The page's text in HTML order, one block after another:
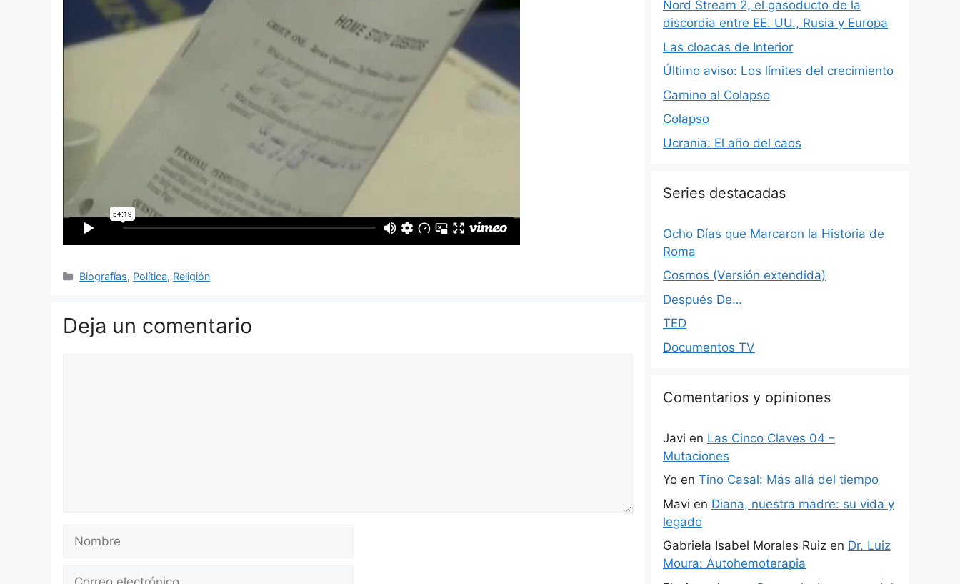
Categorías
Biografías, Política, Religión
Deja un comentario
Nombre
Correo
Nord Stream 2, el gasoducto de la
discordia entre EE. UU., Rusia y Europa
Las cloacas de Interior
Último aviso: Los límites del crecimiento
Camino al Colapso
Colapso
Ucrania: El año del caos
Series destacadas
Ocho Días que Marcaron la Historia de
Roma
Cosmos (Versión extendida)
Después De…
TED
Documentos TV
Comentarios y opiniones
Javi en Las Cinco Claves 04 –
Mutaciones
Yo en Tino Casal: Más allá del tiempo
Mavi en Diana, nuestra madre: su vida y
legado
Gabriela Isabel Morales Ruiz en Dr. Luiz
Moura: Autohemoterapia